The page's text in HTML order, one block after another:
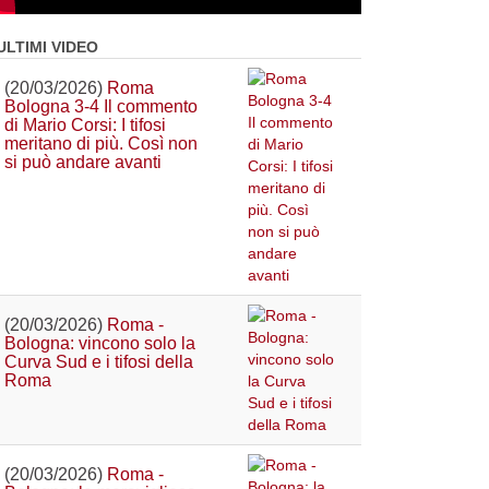
VIDEO
(20/03/2026) Roma
Bologna 3-4 Il commento
di Mario Corsi: I tifosi
meritano di più. Così non
si può andare avanti
(20/03/2026) Roma -
Bologna: vincono solo la
Curva Sud e i tifosi della
Roma
(20/03/2026) Roma -